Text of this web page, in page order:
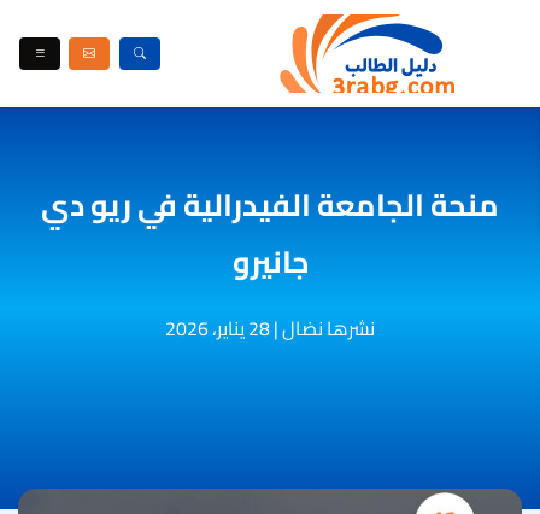
منحة الجامعة الفيدرالية في ريو دي
جانيرو
نشرها نضال|28 يناير، 2026